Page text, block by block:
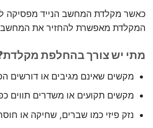
כאשר מקלדת המחשב הנייד מפסיקה
המקלדת מאפשרת להחזיר את המחשב
מתי יש צורך בהחלפת
מקשים שאינם מגיבים או דורשים
מקשים תקועים או משדרים תווים
נזק פיזי כמו שברים, שחיקה או